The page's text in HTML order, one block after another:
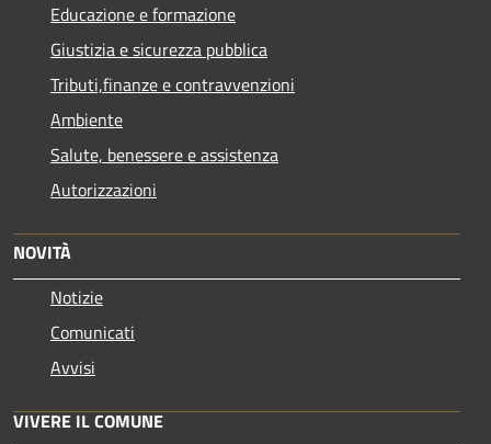
Educazione e formazione
Giustizia e sicurezza pubblica
Tributi,finanze e contravvenzioni
Ambiente
Salute, benessere e assistenza
Autorizzazioni
NOVITÀ
Notizie
Comunicati
Avvisi
VIVERE IL COMUNE